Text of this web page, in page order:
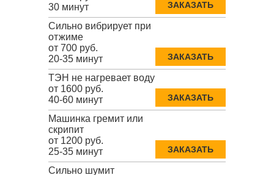
30 минут
ЗАКАЗАТЬ
Сильно вибрирует при
отжиме
от 700 руб.
20-35 минут
ЗАКАЗАТЬ
ТЭН не нагревает воду
от 1600 руб.
40-60 минут
ЗАКАЗАТЬ
Машинка гремит или
скрипит
от 1200 руб.
25-35 минут
ЗАКАЗАТЬ
Сильно шумит